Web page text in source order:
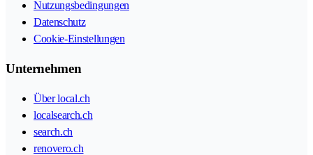
Nutzungsbedingungen
Datenschutz
Cookie-Einstellungen
Unternehmen
Über local.ch
localsearch.ch
search.ch
renovero.ch